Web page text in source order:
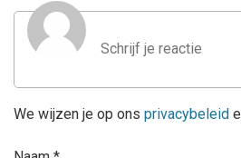
We wijzen je op ons privacybeleid